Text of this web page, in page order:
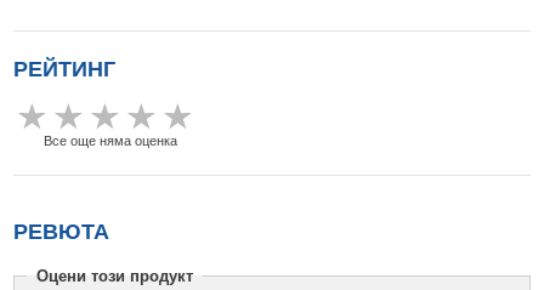
РЕЙТИНГ
Все още няма оценка
РЕВЮТА
Оцени този продукт